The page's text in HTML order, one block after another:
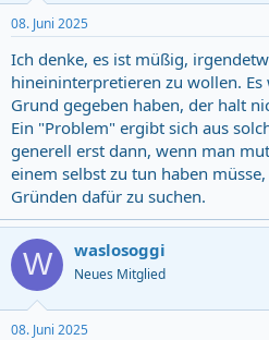
08. Juni 2025
Ich denke, es ist müßig,
hineininterpretieren zu wollen.
Grund gegeben haben, der halt
Ein "Problem" ergibt sich aus
generell erst dann, wenn man
einem selbst zu tun haben
Gründen dafür zu suchen.
W waslosoggi
Neues Mitglied
08. Juni 2025